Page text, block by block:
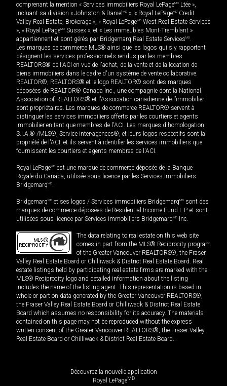
comprenant la mention « Services immobiliers Royal LePageMD Ltée »,
incluant sa division « Johnston & Daniel MD », « Royal LePageMD Credit
Valley Real Estate, Brokerage », « Royal LePageMD West Real Estate Services
», « Royal LePageMD Sussex », et « Les immeubles Mont-Tremblant »
appartiennent et sont gérés par Bridgemarq Real Estate ServicesMD
Les marques de commerce MLS® ainsi que les logos qui s'y rapportent
désignent les services professionnels rendus par les membres
REALTORS® de l'ACI en vue de l'achat, de la vente et de la location de
biens immobiliers dans le cadre d'un système de vente collaborative.
REALTOR®, REALTORS® et le logo REALTOR® sont des marques
déposées de REALTOR® Canada Inc., une compagnie dont la National
Association of REALTORS® et l'Association canadienne de l’immobilier
sont propriétaires. Les marques de commerce REALTOR® servent à
distinguer les services immobiliers offerts par les courtiers et agents
immobilier en tant que membres de l'ACI. Les marques d'homologation
S.I.A.® /MLS®, Service inter-agences®, et leurs logos respectifs sont la
propriété de l'ACI, et ils servent à identifier les services immobiliers que
fournissent les courtiers et agents membres de l'ACI.
Royal LePageMD est une marque de commerce déposée de la Banque
Royale du Canada, utilisée sous licence par les Services immobiliers
BridgemarqMD
BridgemarqMD et ses logos / Services immobiliers BridgemarqMD sont des
marques de commerce déposées de Residential Income Fund L.P. et sont
utilisées sous licence par Services immobiliers BridgemarqMD Inc.
The data relating to real estate on this web site
comes in part from the MLS® Reciprocity program
of the Greater Vancouver REALTORS®, the Fraser
Valley Real Estate Board or Chilliwack & District Real Estate Board. Real
estate listings held by participating real estate firms are marked with the
MLS® Reciprocity logo and detailed information about the listing
includes the name of the listing agent. This representation is based in
whole or part on data generated by the Greater Vancouver REALTORS®,
the Fraser Valley Real Estate Board or Chilliwack & District Real Estate
Board which assumes no responsibility for its accuracy. The materials
contained on this page may not be reproduced without the express
written consent of the Greater Vancouver REALTORS®, the Fraser Valley
Real Estate Board or Chilliwack & District Real Estate Board..
Découvrez la nouvelle application
Royal LePageMD